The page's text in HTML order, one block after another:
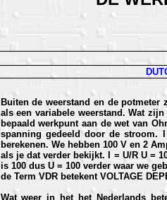
Buiten de weerstand en de
als een variabele weerstand. Wat
bepaald werkpunt aan de wet van
spanning gedeeld door de stroom.
berekenen. We hebben 100 V en 2
als je dat verder bekijkt. I = U/R U =
is 100 dus U = 100 verder waar we
de Term VDR betekent VOLTAGE
Wat weer in het het Nederlands